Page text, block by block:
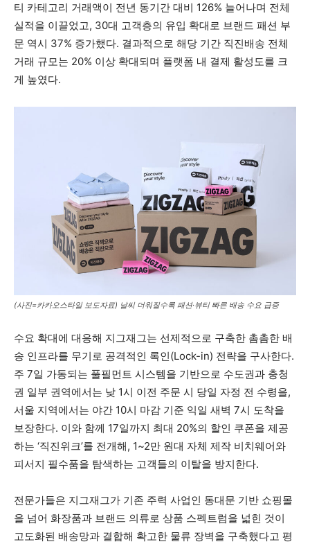
티 카테고리 거래액이 전년 동기간 대비 126% 늘어나며 전체
실적을 이끌었고, 30대 고객층의 유입 확대로 브랜드 패션 부
문 역시 37% 증가했다. 결과적으로 해당 기간 직진배송 전체
거래 규모는 20% 이상 확대되며 플랫폼 내 결제 활성도를 크
게 높였다.
(사진=카카오스타일 보도자료) 날씨 더워질수록 패션·뷰티 빠른 배송 수요 급증
수요 확대에 대응해 지그재그는 선제적으로 구축한 촘촘한 배
송 인프라를 무기로 공격적인 록인(Lock-in) 전략을 구사한다.
주 7일 가동되는 풀필먼트 시스템을 기반으로 수도권과 충청
권 일부 권역에서는 낮 1시 이전 주문 시 당일 자정 전 수령을,
서울 지역에서는 야간 10시 마감 기준 익일 새벽 7시 도착을
보장한다. 이와 함께 17일까지 최대 20%의 할인 쿠폰을 제공
하는 ‘직진위크’를 전개해, 1~2만 원대 자체 제작 비치웨어와
피서지 필수품을 탐색하는 고객들의 이탈을 방지한다.
전문가들은 지그재그가 기존 주력 사업인 동대문 기반 쇼핑몰
을 넘어 화장품과 브랜드 의류로 상품 스펙트럼을 넓힌 것이
고도화된 배송망과 결합해 확고한 물류 장벽을 구축했다고 평